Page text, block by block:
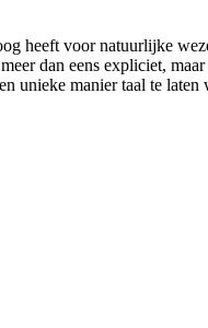
heeft voor natuurlijke
dan eens expliciet,
unieke manier taal te laten